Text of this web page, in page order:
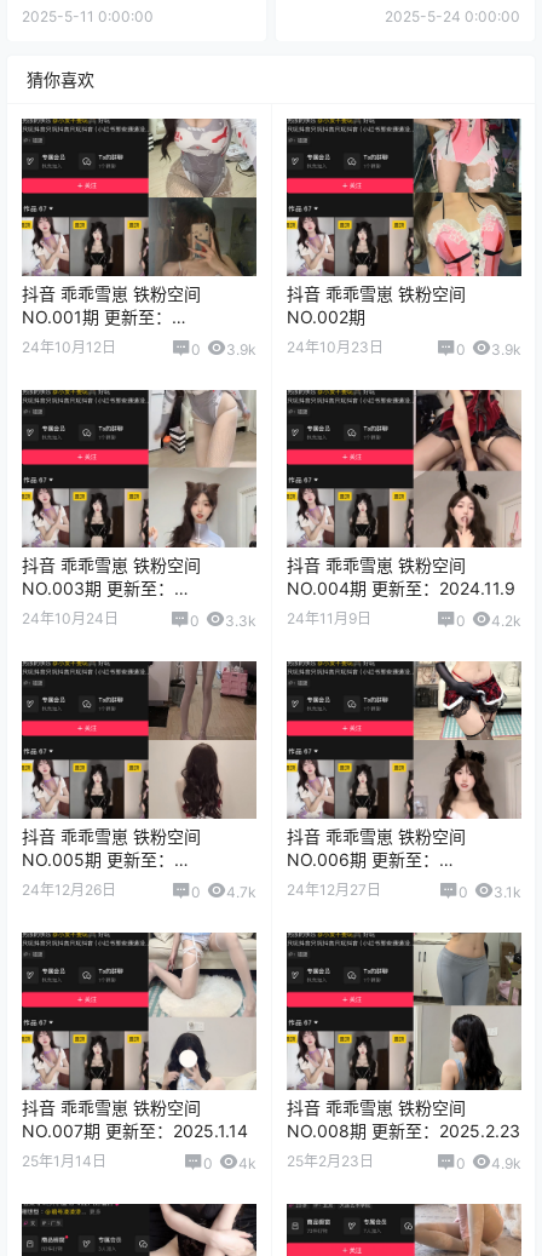
2025-5-11 0:00:00 2025-5-24 0:00:00
猜你喜欢
抖音 乖乖雪崽 铁粉空间
NO.001期 更新至：
2024.10.12
24年10月12日 0 3.9k
抖音 乖乖雪崽 铁粉空间
NO.002期
24年10月23日 0 3.9k
抖音 乖乖雪崽 铁粉空间
NO.003期 更新至：
2024.10.24
24年10月24日 0 3.3k
抖音 乖乖雪崽 铁粉空间
NO.004期 更新至：2024.11.9
24年11月9日 0 4.2k
抖音 乖乖雪崽 铁粉空间
NO.005期 更新至：
2024.11.29
24年12月26日 0 4.7k
抖音 乖乖雪崽 铁粉空间
NO.006期 更新至：
2024.12.27
24年12月27日 0 3.1k
抖音 乖乖雪崽 铁粉空间
NO.007期 更新至：2025.1.14
25年1月14日 0 4k
抖音 乖乖雪崽 铁粉空间
NO.008期 更新至：2025.2.23
25年2月23日 0 4.9k